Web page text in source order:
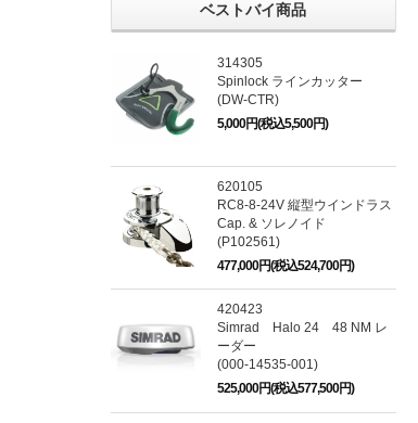
ベストバイ商品
314305
Spinlock ラインカッター
(DW-CTR)
5,000円(税込5,500円)
620105
RC8-8-24V 縦型ウインドラス
Cap. & ソレノイド
(P102561)
477,000円(税込524,700円)
420423
Simrad Halo 24 48 NM レ
ーダー
(000-14535-001)
525,000円(税込577,500円)